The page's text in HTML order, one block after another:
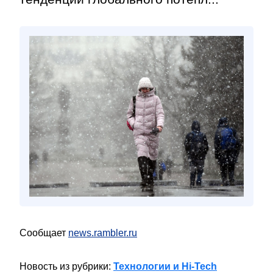
Сообщает news.rambler.ru
Новость из рубрики: Технологии и Hi-Tech